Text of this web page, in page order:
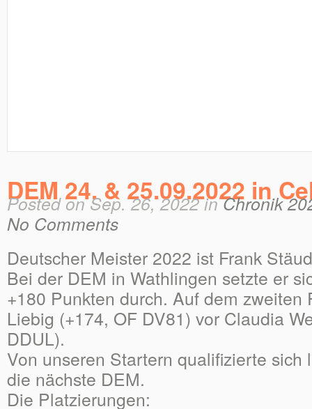
DEM 24. & 25.09.2022 in
Posted on Sep. 26, 2022 inChronik
No Comments
Deutscher Meister 2022 ist Frank
Bei der DEM in Wathlingen setzte er
+180 Punkten durch. Auf dem zweiten
Liebig (+174, OF DV81) vor Claudia
DDUL).
Von unseren Startern qualifizierte sich
die nächste DEM.
Die Platzierungen: